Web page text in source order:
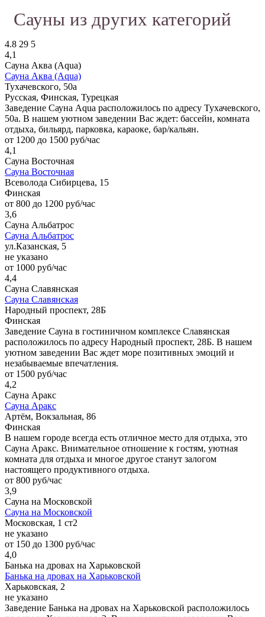
Сауны из других категорий
4.8 29 5
4,1
Сауна Аква (Aqua)
Сауна Аква (Aqua)
Тухачевского, 50а
Русская, Финская, Турецкая
Заведение Сауна Aqua расположилось по адресу Тухачевского,
50а. В нашем уютном заведении Вас ждет: бассейн, комната
отдыха, бильярд, парковка, караоке, бар/кальян.
от 1200 до 1500 руб/час
4,1
Сауна Восточная
Сауна Восточная
Всеволода Сибирцева, 15
Финская
от 800 до 1200 руб/час
3,6
Сауна Альбатрос
Сауна Альбатрос
ул.Казанская, 5
не указано
от 1000 руб/час
4,4
Сауна Славянская
Сауна Славянская
Народный проспект, 28Б
Финская
Заведение Сауна в гостиничном комплексе Славянская
расположилось по адресу Народный проспект, 28Б. В нашем
уютном заведении Вас ждет море позитивных эмоций и
незабываемые впечатления.
от 1500 руб/час
4,2
Сауна Аракс
Сауна Аракс
Артём, Вокзальная, 86
Финская
В нашем городе всегда есть отличное место для отдыха, это
Сауна Аракс. Внимательное отношение к гостям, уютная
комната для отдыха и многое другое станут залогом
настоящего продуктивного отдыха.
от 800 руб/час
3,9
Сауна на Московской
Сауна на Московской
Московская, 1 ст2
не указано
от 150 до 1300 руб/час
4,0
Банька на дровах на Харьковской
Банька на дровах на Харьковской
Харьковская, 2
не указано
Заведение Банька на дровах на Харьковской расположилось